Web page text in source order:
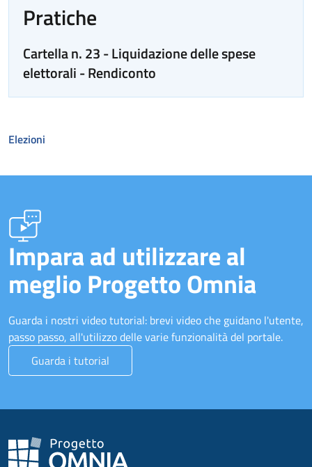
Pratiche
Cartella n. 23 - Liquidazione delle spese
elettorali - Rendiconto
Elezioni
Impara ad utilizzare al
meglio Progetto Omnia
Guarda i nostri video tutorial: brevi video che guidano l'utente,
passo passo, all'utilizzo delle varie funzionalità del portale.
Guarda i tutorial